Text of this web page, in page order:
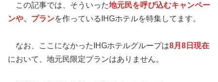
この記事では、そういった地元民を呼び込むキャンペー
ンや、プランを作っているIHGホテルを特集してます。
なお、ここになかったIHGホテルグループは8月8日現在
において、地元民限定プランはありません。